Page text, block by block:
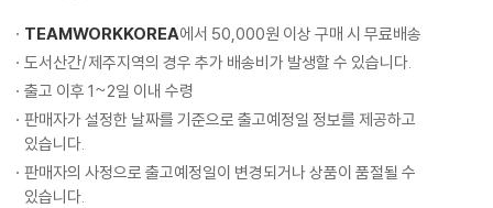
TEAMWORKKOREA에서 50,000원 이상 구매 시 무료배송
도서산간/제주지역의 경우 추가 배송비가 발생할 수 있습니다.
출고 이후 1~2일 이내 수령
판매자가 설정한 날짜를 기준으로 출고예정일 정보를 제공하고
있습니다.
판매자의 사정으로 출고예정일이 변경되거나 상품이 품절될 수
있습니다.